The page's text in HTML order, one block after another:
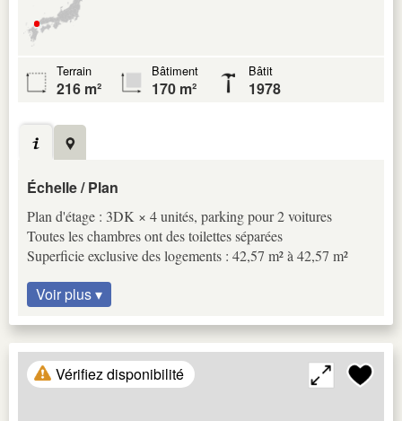
Terrain
216 m²
Bâtiment
170 m²
Bâtit
1978
Échelle / Plan
Plan d'étage : 3DK × 4 unités, parking pour 2 voitures
Toutes les chambres ont des toilettes séparées
Superficie exclusive des logements : 42,57 m² à 42,57 m²
Voir plus ▾
Vérifiez disponibilité